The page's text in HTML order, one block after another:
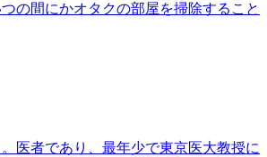
の間にかオタクの部屋を掃除すること
医者であり、最年少で東京医大教授に